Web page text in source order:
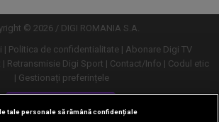
© 2026 / DIGI ROMANIA S.A.
Politica de confidentialitate
Abonare Digi TV
Retransmisie Digi Sport Contact/Info
Codul etic
Gestionați preferințele
Versiune desktop
tale personale să rămână confidențiale